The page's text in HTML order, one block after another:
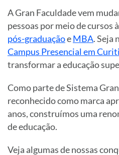
A Gran Faculdade vem
pessoas por meio de cursos
pós-graduaçãoeMBA. Seja
Campus Presencial em
transformar a educação
Como parte de Sistema
reconhecido como marca
anos, construímos uma
de educação.
Veja algumas de nossas